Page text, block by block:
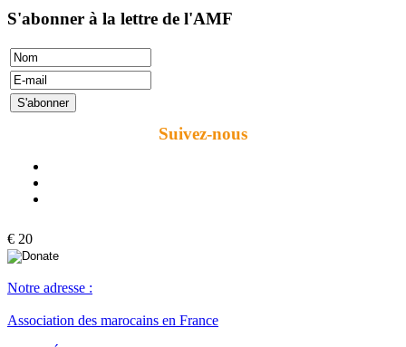
S'abonner à la lettre de l'AMF
Suivez-nous
€ 20
Notre adresse :
Association des marocains en France